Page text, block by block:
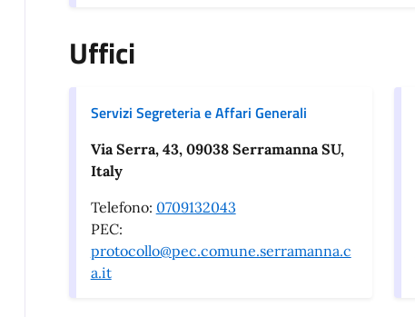
Uffici
Servizi Segreteria e Affari Generali
Via Serra, 43, 09038 Serramanna SU,
Italy
Telefono: 0709132043
PEC:
protocollo@pec.comune.serramanna.c
a.it